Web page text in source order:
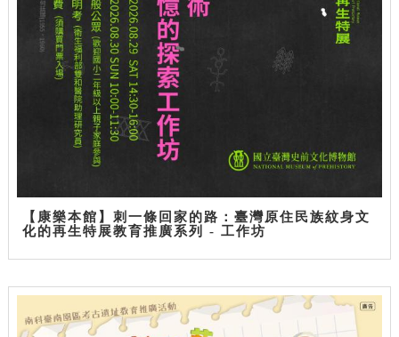
【康樂本館】刺一條回家的路：臺灣原住民族紋身文
化的再生特展教育推廣系列 - 工作坊